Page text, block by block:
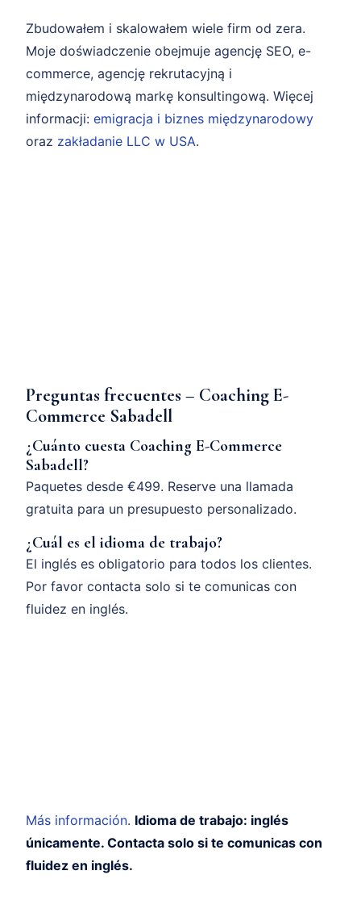
Zbudowałem i skalowałem wiele firm od zera.
Moje doświadczenie obejmuje agencję SEO, e-
commerce, agencję rekrutacyjną i
międzynarodową markę konsultingową. Więcej
informacji: emigracja i biznes międzynarodowy
oraz zakładanie LLC w USA.
Preguntas frecuentes – Coaching E-
Commerce Sabadell
¿Cuánto cuesta Coaching E-Commerce
Sabadell?
Paquetes desde €499. Reserve una llamada
gratuita para un presupuesto personalizado.
¿Cuál es el idioma de trabajo?
El inglés es obligatorio para todos los clientes.
Por favor contacta solo si te comunicas con
fluidez en inglés.
Más información. Idioma de trabajo: inglés
únicamente. Contacta solo si te comunicas con
fluidez en inglés.